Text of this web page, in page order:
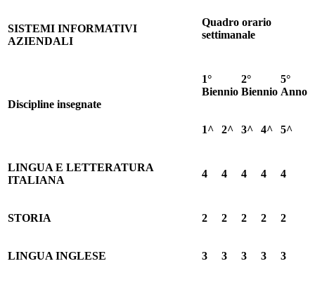
SISTEMI INFORMATIVI
AZIENDALI
Quadro orario
settimanale
Discipline insegnate
1°
Biennio
2°
Biennio
5°
Anno
1^ 2^ 3^ 4^ 5^
LINGUA E LETTERATURA
ITALIANA
4 4 4 4 4
STORIA 2 2 2 2 2
LINGUA INGLESE 3 3 3 3 3